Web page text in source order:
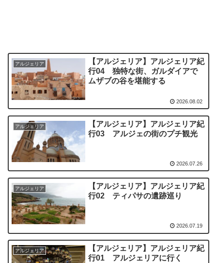
アルジェリア
【アルジェリア】アルジェリア紀
行04 独特な街、ガルダイアで
ムザブの谷を堪能する
2026.08.02
アルジェリア
【アルジェリア】アルジェリア紀
行03 アルジェの街のプチ観光
2026.07.26
アルジェリア
【アルジェリア】アルジェリア紀
行02 ティパサの遺跡巡り
2026.07.19
アルジェリア
【アルジェリア】アルジェリア紀
行01 アルジェリアに行く